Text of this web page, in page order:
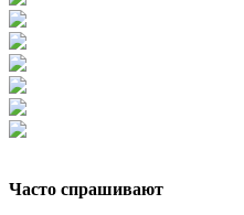
Часто спрашивают